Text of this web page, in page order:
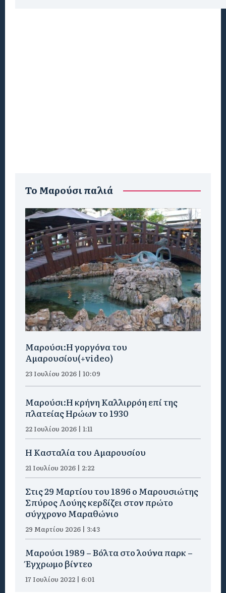
To Μαρούσι παλιά
Μαρούσι:H γοργόνα του
Αμαρουσίου(+video)
23 Ιουλίου 2026 | 10:09
Μαρούσι:Η κρήνη Καλλιρρόη επί της
πλατείας Ηρώων το 1930
22 Ιουλίου 2026 | 1:11
Η Κασταλία του Αμαρουσίου
21 Ιουλίου 2026 | 2:22
Στις 29 Μαρτίου του 1896 ο Μαρουσιώτης
Σπύρος Λούης κερδίζει στον πρώτο
σύγχρονο Μαραθώνιο
29 Μαρτίου 2026 | 3:43
Μαρούσι 1989 – Βόλτα στο λούνα παρκ –
Έγχρωμο βίντεο
17 Ιουλίου 2022 | 6:01